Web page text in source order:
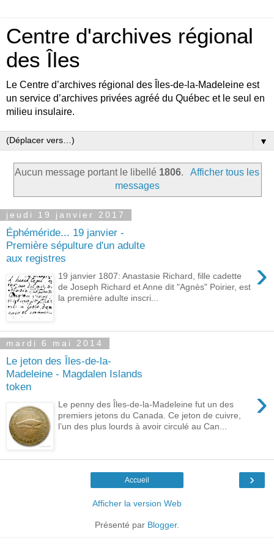
Centre d'archives régional
des Îles
Le Centre d’archives régional des Îles-de-la-Madeleine est
un service d’archives privées agréé du Québec et le seul en
milieu insulaire.
▼
Aucun message portant le libellé 1806.
Afficher tous les
messages
jeudi 19 janvier 2017
Éphéméride... 19 janvier -
Première sépulture d'un adulte
aux registres
›
19 janvier 1807: Anastasie Richard, fille cadette
de Joseph Richard et Anne dit "Agnès" Poirier, est
la première adulte inscri...
mardi 6 mai 2014
Le jeton des Îles-de-la-
Madeleine - Magdalen Islands
token
›
Le penny des Îles-de-la-Madeleine fut un des
premiers jetons du Canada. Ce jeton de cuivre,
l’un des plus lourds à avoir circulé au Can...
›
Accueil
Afficher la version Web
Présenté par Blogger.